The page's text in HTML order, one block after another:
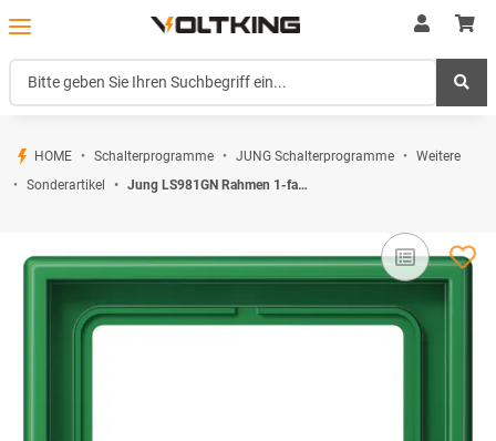
HOME Schalterprogramme JUNG Schalterprogramme
Weitere
Sonderartikel
Jung LS981GN Rahmen 1-fach Grün Serie LS